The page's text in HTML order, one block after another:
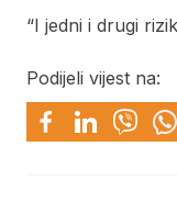
“I jedni i drugi
Podijeli vijest na: